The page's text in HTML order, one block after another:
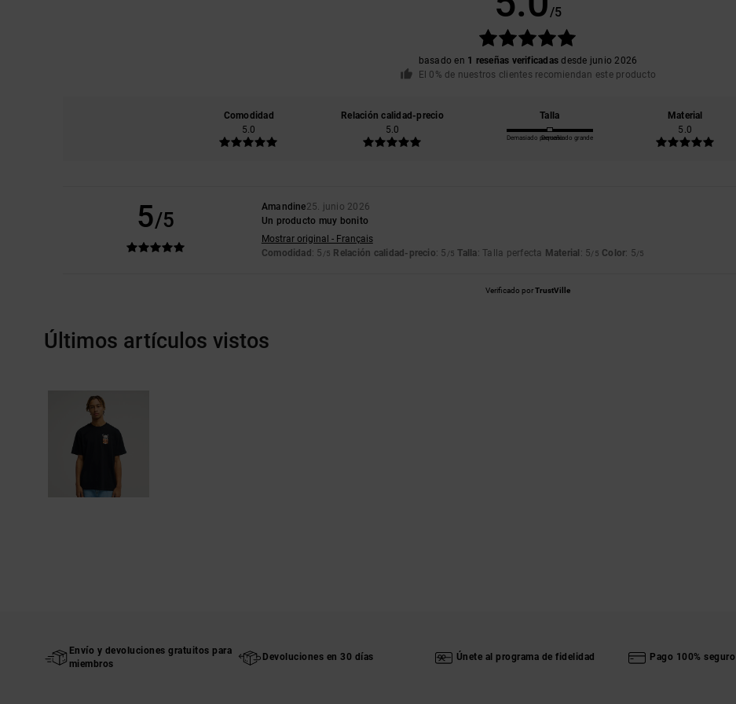
/5
basado en 1 reseñas verificadas desde junio 2026
El 0% de nuestros clientes recomiendan este producto
Comodidad
5.0
Relación calidad-precio
5.0
Talla
Demasiado pequeñoDemasiado grande
Material
5.0
5/5
Amandine25. junio 2026
Un producto muy bonito
Mostrar original - Français
Comodidad : 5 /5 Relación calidad-precio: 5 /5 Talla: Talla perfecta Material : 5/5 Color: 5/5
Verificado porTrustVille
Últimos artículos vistos
Envío y devoluciones gratuitos para
miembros
Devoluciones en 30 días Únete al programa de fidelidad Pago 100% seguro